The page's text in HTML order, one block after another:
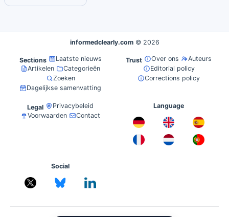
informedclearly.com © 2026
Sections
Laatste nieuws
Artikelen
Categorieën
Zoeken
Dagelijkse samenvatting
Trust Over ons
Auteurs
Editorial policy
Corrections policy
Legal
Privacybeleid
Voorwaarden
Contact
Language
Social